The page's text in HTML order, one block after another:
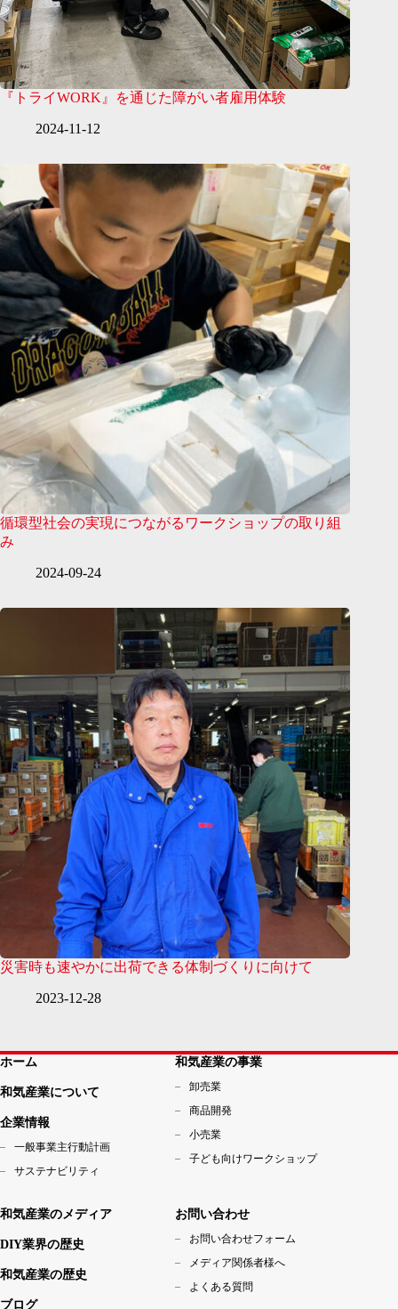
『トライWORK』を通じた障がい者雇用体験
2024-11-12
循環型社会の実現につながるワークショップの取り組
み
2024-09-24
災害時も速やかに出荷できる体制づくりに向けて
2023-12-28
ホーム
和気産業について
企業情報
一般事業主行動計画
サステナビリティ
和気産業の事業
卸売業
商品開発
小売業
子ども向けワークショップ
和気産業のメディア
DIY業界の歴史
和気産業の歴史
ブログ
お問い合わせ
お問い合わせフォーム
メディア関係者様へ
よくある質問